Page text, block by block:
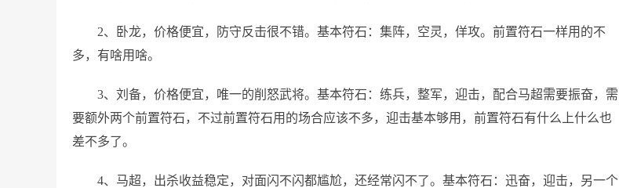
2、卧龙，价格便宜，防守反击很不错。基本符石：集阵，空灵，佯攻。前置符石一样用的不
多，有啥用啥。
3、刘备，价格便宜，唯一的削怒武将。基本符石：练兵，整军，迎击，配合马超需要振奋，需
要额外两个前置符石，不过前置符石用的场合应该不多，迎击基本够用，前置符石有什么上什么也
差不多了。
4、马超，出杀收益稳定，对面闪不闪都尴尬，还经常闪不了。基本符石：迅奋，迎击，另一个